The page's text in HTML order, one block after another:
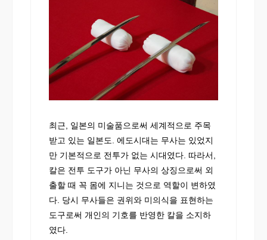
최근, 일본의 미술품으로써 세계적으로 주목
받고 있는 일본도. 에도시대는 무사는 있었지
만 기본적으로 전투가 없는 시대였다. 따라서,
칼은 전투 도구가 아닌 무사의 상징으로써 외
출할 때 꼭 몸에 지니는 것으로 역할이 변하였
다. 당시 무사들은 권위와 미의식을 표현하는
도구로써 개인의 기호를 반영한 칼을 소지하
였다.